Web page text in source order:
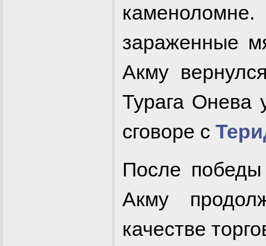
зараженные
Акму
Турага Онева
сговоре с
После
Акму
качестве